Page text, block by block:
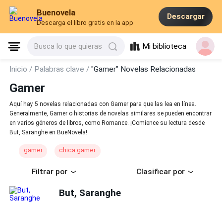
Buenovela
Descarga el libro gratis en la app
Descargar
Busca lo que quieras Mi biblioteca
Inicio / Palabras clave /"Gamer" Novelas Relacionadas
Gamer
Aquí hay 5 novelas relacionadas con Gamer para que las lea en línea.
Generalmente, Gamer o historias de novelas similares se pueden encontrar
en varios géneros de libros, como Romance. ¡Comience su lectura desde
But, Saranghe en BueNovela!
gamer chica gamer
Filtrar por Clasificar por
But, Saranghe